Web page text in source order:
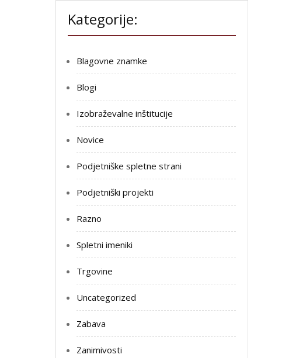
Kategorije:
Blagovne znamke
Blogi
Izobraževalne inštitucije
Novice
Podjetniške spletne strani
Podjetniški projekti
Razno
Spletni imeniki
Trgovine
Uncategorized
Zabava
Zanimivosti